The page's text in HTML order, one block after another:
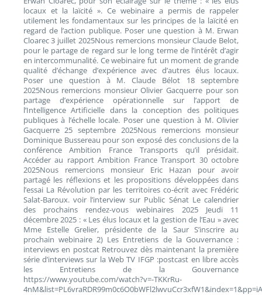
locaux et la laïcité ». Ce webinaire a permis de rappeler
utilement les fondamentaux sur les principes de la laïcité en
regard de l’action publique. Poser une question à M. Erwan
Cloarec 3 juillet 2025Nous remercions monsieur Claude Belot,
pour le partage de regard sur le long terme de l’intérêt d’agir
en intercommunalité. Ce webinaire fut un moment de grande
qualité d’échange d’expérience avec d’autres élus locaux.
Poser une question à M. Claude Bélot 18 septembre
2025Nous remercions monsieur Olivier Gacquerre pour son
partage d’expérience opérationnelle sur l’apport de
l’Intelligence Artificielle dans la conception des politiques
publiques à l’échelle locale. Poser une question à M. Olivier
Gacquerre 25 septembre 2025Nous remercions monsieur
Dominique Bussereau pour son exposé des conclusions de la
conférence Ambition France Transports qu’il présidait.
Accéder au rapport Ambition France Transport 30 octobre
2025Nous remercions monsieur Eric Hazan pour avoir
partagé les réflexions et les propositions développées dans
l’essai La Révolution par les territoires co-écrit avec Frédéric
Salat-Baroux. voir l’interview sur Public Sénat Le calendrier
des prochains rendez-vous webinaires 2025 Jeudi 11
décembre 2025 : « Les élus locaux et la gestion de l’Eau » avec
Mme Estelle Grelier, présidente de la Saur S’inscrire au
prochain webinaire 2) Les Entretiens de la Gouvernance :
interviews en postcat Retrouvez dès maintenant la première
série d’interviews sur la Web TV IFGP :postcast en libre accès
les Entretiens de la Gouvernance
https://www.youtube.com/watch?v=-TKKrRu-